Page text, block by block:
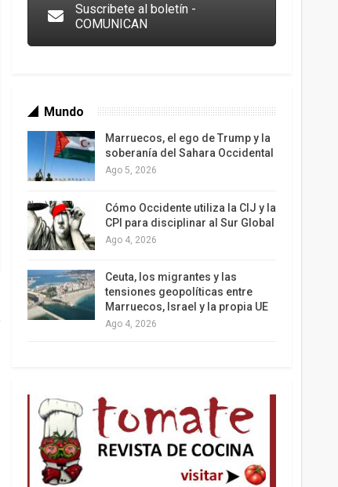
Los latinos le van dando la espalda a Trump
Suscribete al boletín -
COMUNICAN
Mundo
Marruecos, el ego de Trump y la
soberanía del Sahara Occidental
Ago 5, 2026
Cómo Occidente utiliza la CIJ y la
CPI para disciplinar al Sur Global
Ago 4, 2026
Ceuta, los migrantes y las
tensiones geopolíticas entre
Marruecos, Israel y la propia UE
Ago 4, 2026